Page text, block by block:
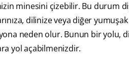
minesini çizebilir. Bu durum
dilinize veya diğer
neden olur. Bunun bir yolu,
yol açabilmenizdir.